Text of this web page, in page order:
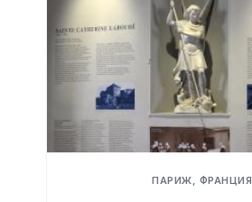
ПАРИЖ, ФРАНЦИЯ